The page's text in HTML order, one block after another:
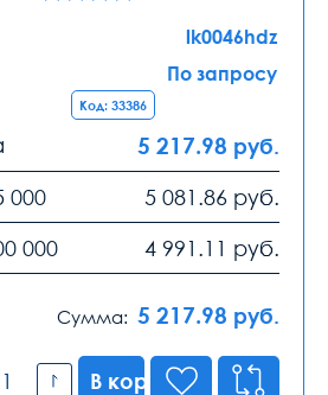
lk0046hdz
По запросу
Код: 33386
5 217.98 руб.
000
5 081.86 руб.
000
4 991.11 руб.
Сумма: 5 217.98 руб.
В корзину